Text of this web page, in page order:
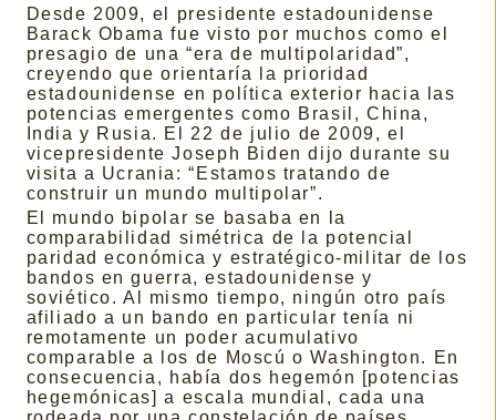
Desde 2009, el presidente estadounidense
Barack Obama fue visto por muchos como el
presagio de una “era de multipolaridad”,
creyendo que orientaría la prioridad
estadounidense en política exterior hacia las
potencias emergentes como Brasil, China,
India y Rusia. El 22 de julio de 2009, el
vicepresidente Joseph Biden dijo durante su
visita a Ucrania: “Estamos tratando de
construir un mundo multipolar”.
El mundo bipolar se basaba en la
comparabilidad simétrica de la potencial
paridad económica y estratégico-militar de los
bandos en guerra, estadounidense y
soviético. Al mismo tiempo, ningún otro país
afiliado a un bando en particular tenía ni
remotamente un poder acumulativo
comparable a los de Moscú o Washington. En
consecuencia, había dos hegemón [potencias
hegemónicas] a escala mundial, cada una